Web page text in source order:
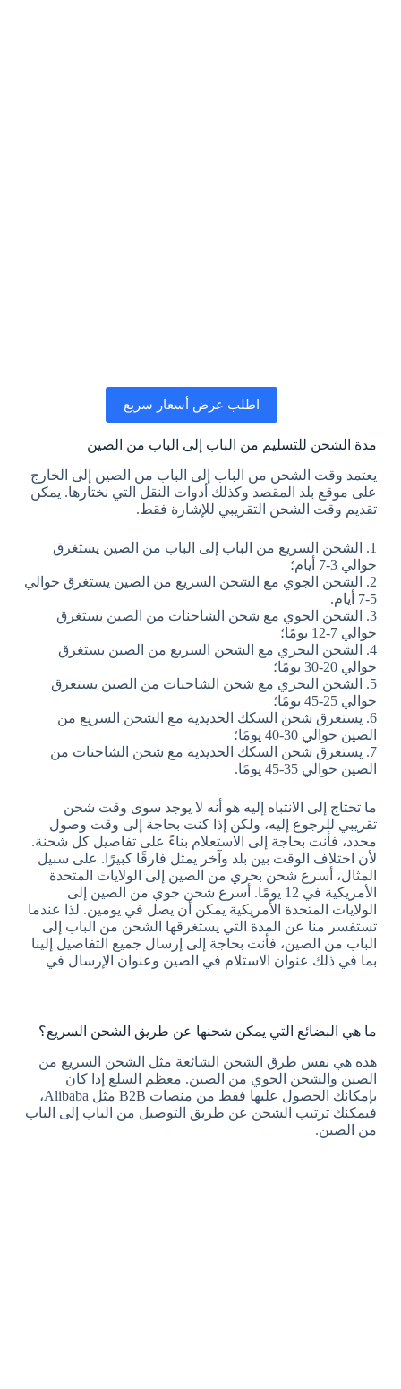
اطلب عرض أسعار سريع
مدة الشحن للتسليم من الباب إلى الباب من الصين
يعتمد وقت الشحن من الباب إلى الباب من الصين إلى الخارج
على موقع بلد المقصد وكذلك أدوات النقل التي نختارها. يمكن
تقديم وقت الشحن التقريبي للإشارة فقط.
1. الشحن السريع من الباب إلى الباب من الصين يستغرق
حوالي 3-7 أيام؛
2. الشحن الجوي مع الشحن السريع من الصين يستغرق حوالي
5-7 أيام.
3. الشحن الجوي مع شحن الشاحنات من الصين يستغرق
حوالي 7-12 يومًا؛
4. الشحن البحري مع الشحن السريع من الصين يستغرق
حوالي 20-30 يومًا؛
5. الشحن البحري مع شحن الشاحنات من الصين يستغرق
حوالي 25-45 يومًا؛
6. يستغرق شحن السكك الحديدية مع الشحن السريع من
الصين حوالي 30-40 يومًا؛
7. يستغرق شحن السكك الحديدية مع شحن الشاحنات من
الصين حوالي 35-45 يومًا.
ما تحتاج إلى الانتباه إليه هو أنه لا يوجد سوى وقت شحن
تقريبي للرجوع إليه، ولكن إذا كنت بحاجة إلى وقت وصول
محدد، فأنت بحاجة إلى الاستعلام بناءً على تفاصيل كل شحنة.
لأن اختلاف الوقت بين بلد وآخر يمثل فارقًا كبيرًا. على سبيل
المثال، أسرع شحن بحري من الصين إلى الولايات المتحدة
الأمريكية في 12 يومًا. أسرع شحن جوي من الصين إلى
الولايات المتحدة الأمريكية يمكن أن يصل في يومين. لذا عندما
تستفسر منا عن المدة التي يستغرقها الشحن من الباب إلى
الباب من الصين، فأنت بحاجة إلى إرسال جميع التفاصيل إلينا
بما في ذلك عنوان الاستلام في الصين وعنوان الإرسال في
ما هي البضائع التي يمكن شحنها عن طريق الشحن السريع؟
هذه هي نفس طرق الشحن الشائعة مثل الشحن السريع من
الصين والشحن الجوي من الصين. معظم السلع إذا كان
بإمكانك الحصول عليها فقط من منصات B2B مثل Alibaba،
فيمكنك ترتيب الشحن عن طريق التوصيل من الباب إلى الباب
من الصين.